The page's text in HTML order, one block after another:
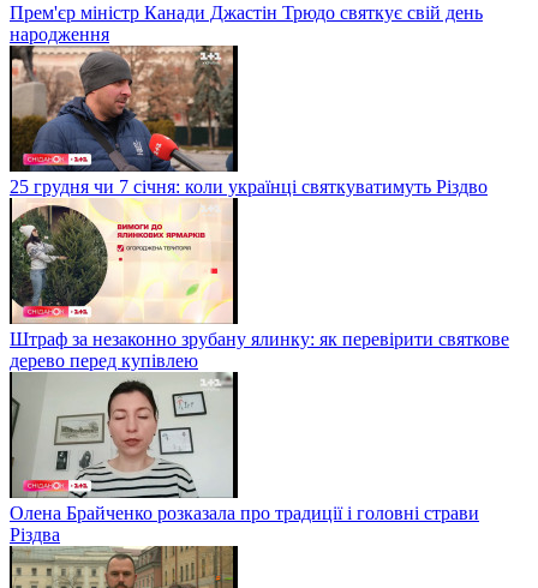
Прем'єр міністр Канади Джастін Трюдо святкує свій день
народження
25 грудня чи 7 січня: коли українці святкуватимуть Різдво
Штраф за незаконно зрубану ялинку: як перевірити святкове
дерево перед купівлею
Олена Брайченко розказала про традиції і головні страви
Різдва